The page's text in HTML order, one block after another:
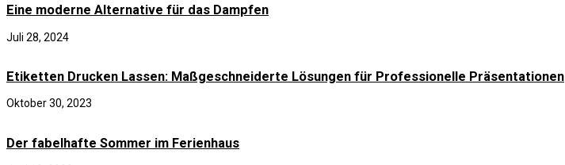
Eine moderne Alternative für das Dampfen
Juli 28, 2024
Etiketten Drucken Lassen: Maßgeschneiderte Lösungen für Professionelle Präsentationen
Oktober 30, 2023
Der fabelhafte Sommer im Ferienhaus